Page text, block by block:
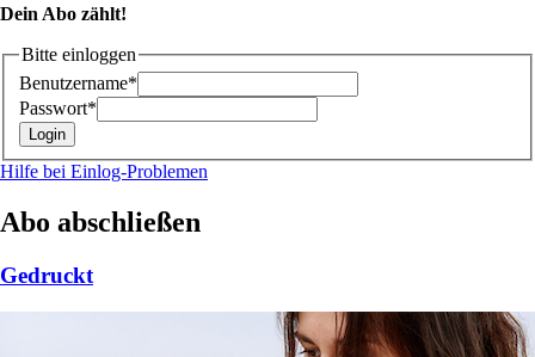
Dein Abo zählt!
Bitte einloggen
Benutzername*
Passwort*
Hilfe bei Einlog-Problemen
Abo abschließen
Gedruckt